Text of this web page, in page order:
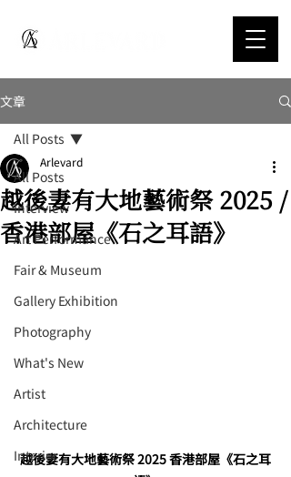
文章
All Posts
Interview
Art Performance
Fair & Museum
Gallery Exhibition
Photography
What's New
Artist
Architecture
Interior
All Posts
越後妻有大地藝術祭 2025 /
香港部屋《石之耳語》
Arlevard
越後妻有大地藝術祭 2025 香港部屋《石之耳